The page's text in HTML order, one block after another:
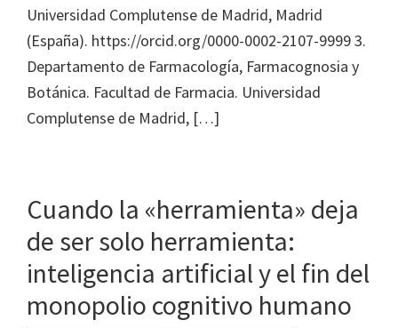
Universidad Complutense de Madrid, Madrid
(España). https://orcid.org/0000-0002-2107-9999 3.
Departamento de Farmacología, Farmacognosia y
Botánica. Facultad de Farmacia. Universidad
Complutense de Madrid, […]
Cuando la «herramienta» deja
de ser solo herramienta:
inteligencia artificial y el fin del
monopolio cognitivo humano